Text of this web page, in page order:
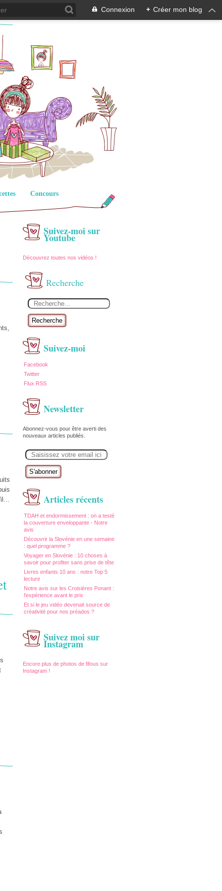
Connexion + Créer mon blog
Concours
Suivez-moi sur
Youtube
Découvrez toutes nos vidéos !
Recherche
Recherche
Suivez-moi
Facebook
Twitter
Flux RSS
Newsletter
Abonnez-vous pour être averti des
nouveaux articles publiés.
m
Articles récents
TDAH et endormissement : on a testé
la couverture enveloppante - Notre
avis
Découvrir la Slovénie en une semaine
: quel programme ?
Voyager en Slovénie : 10 choses à
savoir pour profiter sans prise de tête
Livres enfants 10 ans : notre Top 5
lecture
Notre avis sur les Croisières Ponant :
l'expérience avant le prix
Et si le jeu vidéo devenait source de
créativité pour nos préados ?
Suivez moi sur
Instagram
Encore plus de photos de fifous sur
Instagram !